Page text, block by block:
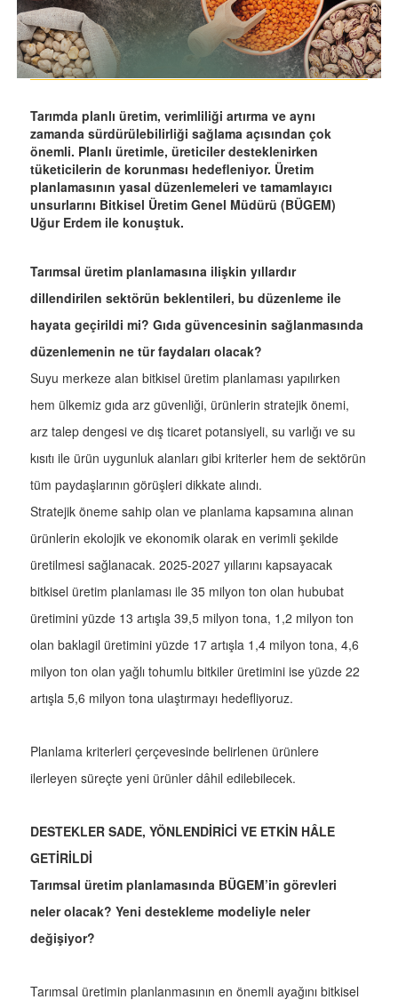
Tarımda planlı üretim, verimliliği artırma ve aynı
zamanda sürdürülebilirliği sağlama açısından çok
önemli. Planlı üretimle, üreticiler desteklenirken
tüketicilerin de korunması hedefleniyor. Üretim
planlamasının yasal düzenlemeleri ve tamamlayıcı
unsurlarını Bitkisel Üretim Genel Müdürü (BÜGEM)
Uğur Erdem ile konuştuk.
Tarımsal üretim planlamasına ilişkin yıllardır
dillendirilen sektörün beklentileri, bu düzenleme ile
hayata geçirildi mi? Gıda güvencesinin sağlanmasında
düzenlemenin ne tür faydaları olacak?
Suyu merkeze alan bitkisel üretim planlaması yapılırken
hem ülkemiz gıda arz güvenliği, ürünlerin stratejik önemi,
arz talep dengesi ve dış ticaret potansiyeli, su varlığı ve su
kısıtı ile ürün uygunluk alanları gibi kriterler hem de sektörün
tüm paydaşlarının görüşleri dikkate alındı.
Stratejik öneme sahip olan ve planlama kapsamına alınan
ürünlerin ekolojik ve ekonomik olarak en verimli şekilde
üretilmesi sağlanacak. 2025-2027 yıllarını kapsayacak
bitkisel üretim planlaması ile 35 milyon ton olan hububat
üretimini yüzde 13 artışla 39,5 milyon tona, 1,2 milyon ton
olan baklagil üretimini yüzde 17 artışla 1,4 milyon tona, 4,6
milyon ton olan yağlı tohumlu bitkiler üretimini ise yüzde 22
artışla 5,6 milyon tona ulaştırmayı hedefliyoruz.
Planlama kriterleri çerçevesinde belirlenen ürünlere
ilerleyen süreçte yeni ürünler dâhil edilebilecek.
DESTEKLER SADE, YÖNLENDİRİCİ VE ETKİN HÂLE
GETİRİLDİ
Tarımsal üretim planlamasında BÜGEM’in görevleri
neler olacak? Yeni destekleme modeliyle neler
değişiyor?
Tarımsal üretimin planlanmasının en önemli ayağını bitkisel